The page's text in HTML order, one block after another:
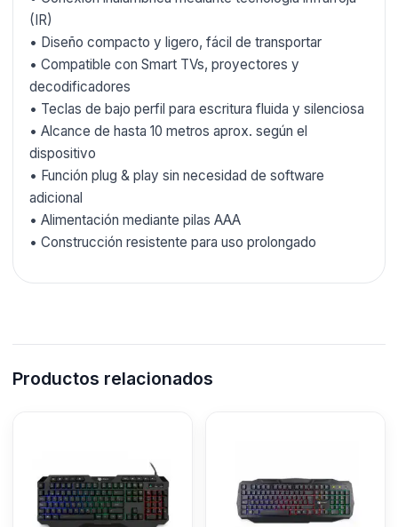
(IR)
• Diseño compacto y ligero, fácil de transportar
• Compatible con Smart TVs, proyectores y
decodificadores
• Teclas de bajo perfil para escritura fluida y silenciosa
• Alcance de hasta 10 metros aprox. según el
dispositivo
• Función plug & play sin necesidad de software
adicional
• Alimentación mediante pilas AAA
• Construcción resistente para uso prolongado
Productos relacionados